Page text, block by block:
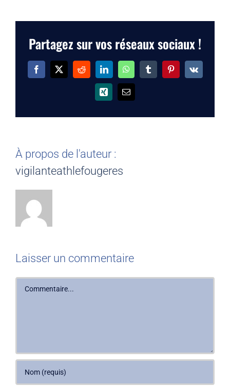
Partagez sur vos réseaux sociaux !
Facebook
X RedditLinkedInWhatsAppTumblrPinterest
Vk
Xing Email
À propos de l'auteur :
vigilanteathlefougeres
Laisser un commentaire
Commentaire